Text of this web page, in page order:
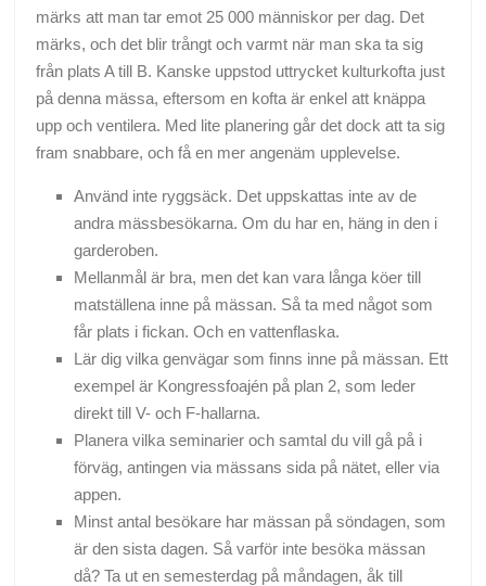
märks att man tar emot 25 000 människor per dag. Det
märks, och det blir trångt och varmt när man ska ta sig
från plats A till B. Kanske uppstod uttrycket kulturkofta just
på denna mässa, eftersom en kofta är enkel att knäppa
upp och ventilera. Med lite planering går det dock att ta sig
fram snabbare, och få en mer angenäm upplevelse.
Använd inte ryggsäck. Det uppskattas inte av de
andra mässbesökarna. Om du har en, häng in den i
garderoben.
Mellanmål är bra, men det kan vara långa köer till
matställena inne på mässan. Så ta med något som
får plats i fickan. Och en vattenflaska.
Lär dig vilka genvägar som finns inne på mässan. Ett
exempel är Kongressfoajén på plan 2, som leder
direkt till V- och F-hallarna.
Planera vilka seminarier och samtal du vill gå på i
förväg, antingen via mässans sida på nätet, eller via
appen.
Minst antal besökare har mässan på söndagen, som
är den sista dagen. Så varför inte besöka mässan
då? Ta ut en semesterdag på måndagen, åk till